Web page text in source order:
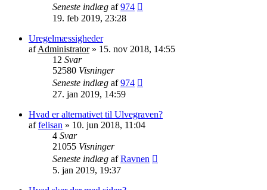
Seneste indlæg af974
19. feb 2019, 23:28
Uregelmæssigheder
afAdministrator» 15. nov 2018, 14:55
12 Svar
52580 Visninger
Seneste indlæg af974
27. jan 2019, 14:59
Hvad er alternativet til Ulvegraven?
affelisan » 10. jun 2018, 11:04
4 Svar
21055 Visninger
Seneste indlæg afRavnen
5. jan 2019, 19:37